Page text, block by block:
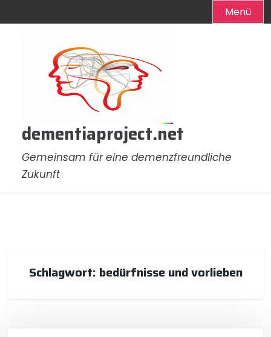
Menü
dementiaproject.net
Gemeinsam für eine demenzfreundliche
Zukunft
Schlagwort: bedürfnisse und vorlieben